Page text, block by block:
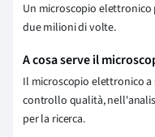
Un microscopio
due milioni di volte.
A cosa serve il
Il microscopio elettronico a
controllo qualità,
per la ricerca.